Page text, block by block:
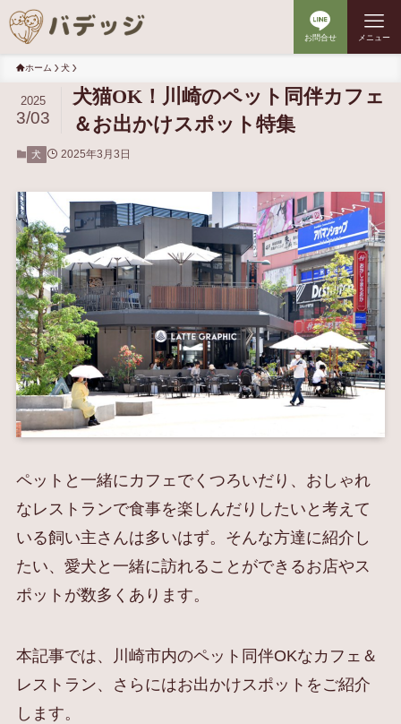
お問合せ メニュー
ホーム 犬
犬猫OK！川崎のペット同伴カフェ
＆お出かけスポット特集
2025
3/03
犬 2025年3月3日
ペットと一緒にカフェでくつろいだり、おしゃれ
なレストランで食事を楽しんだりしたいと考えて
いる飼い主さんは多いはず。そんな方達に紹介し
たい、愛犬と一緒に訪れることができるお店やス
ポットが数多くあります。
本記事では、川崎市内のペット同伴OKなカフェ＆
レストラン、さらにはお出かけスポットをご紹介
します。